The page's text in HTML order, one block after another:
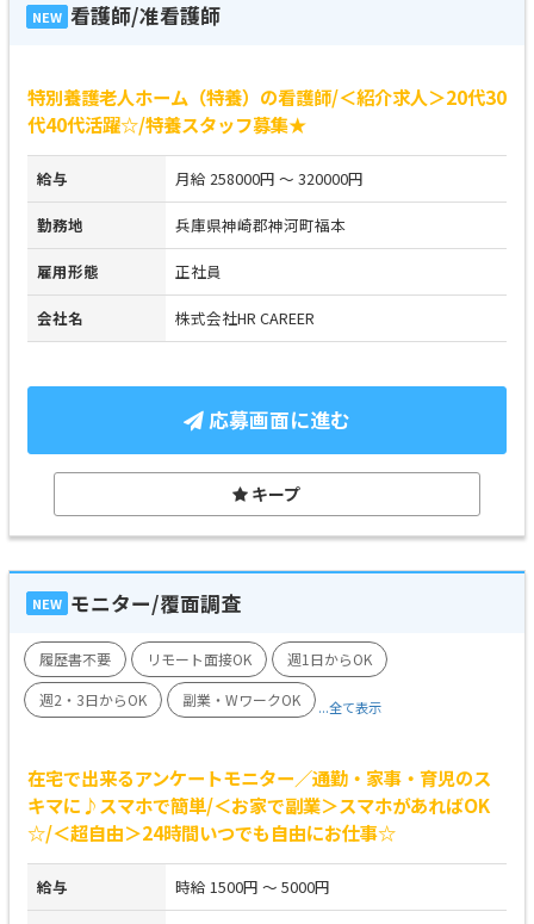
NEW 看護師/准看護師
特別養護老人ホーム（特養）の看護師/＜紹介求人＞20代30
代40代活躍☆/特養スタッフ募集★
給与 月給 258000円 ～ 320000円
勤務地 兵庫県神崎郡神河町福本
雇用形態 正社員
会社名 株式会社HR CAREER
応募画面に進む
キープ
NEW モニター/覆面調査
履歴書不要 リモート面接OK
週1日からOK
週2・3日からOK
副業・WワークOK ...全て表示
在宅で出来るアンケートモニター／通勤・家事・育児のス
キマに♪スマホで簡単/＜お家で副業＞スマホがあればOK
☆/＜超自由＞24時間いつでも自由にお仕事☆
給与 時給 1500円 ～ 5000円